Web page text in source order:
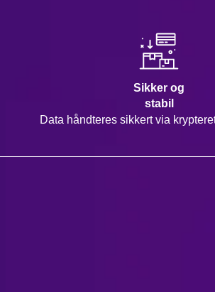
Sikker og
stabil
Data håndteres sikkert via